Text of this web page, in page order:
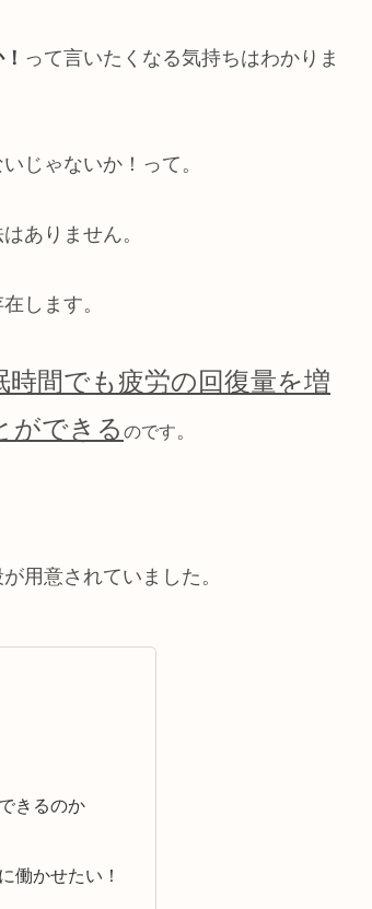
って言いたくなる気持ちはわかりま
じゃないか！って。
ありません。
します。
間でも疲労の回復量を増
ができる のです。
用意されていました。
きるのか
働かせたい！